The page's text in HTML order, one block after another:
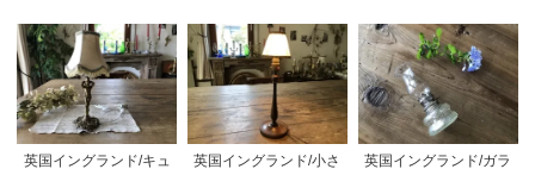
英国イングランド/キュ
英国イングランド/小さ
英国イングランド/ガラ